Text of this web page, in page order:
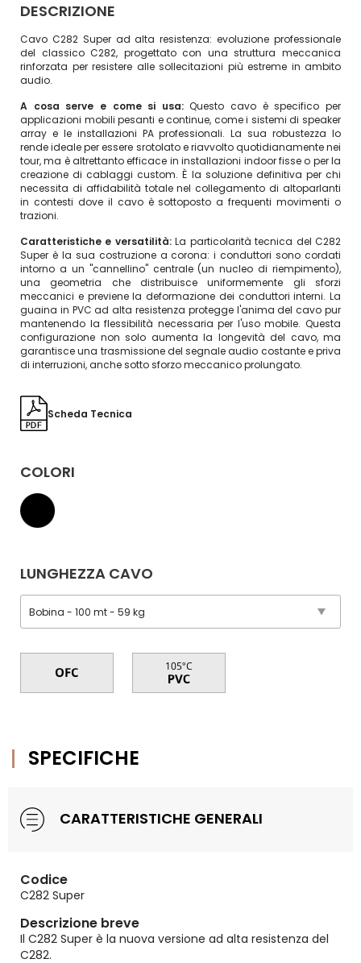
DESCRIZIONE
Cavo C282 Super ad alta resistenza: evoluzione professionale
del classico C282, progettato con una struttura meccanica
rinforzata per resistere alle sollecitazioni più estreme in ambito
audio.
A cosa serve e come si usa:Questo cavo è specifico per
applicazioni mobili pesanti e continue, come i sistemi di speaker
array e le installazioni PA professionali. La sua robustezza lo
rende ideale per essere srotolato e riavvolto quotidianamente nei
tour, ma è altrettanto efficace in installazioni indoor fisse o per la
creazione di cablaggi custom. È la soluzione definitiva per chi
necessita di affidabilità totale nel collegamento di altoparlanti
in contesti dove il cavo è sottoposto a frequenti movimenti o
trazioni.
Caratteristiche e versatilità:La particolarità tecnica del C282
Super è la sua costruzione a corona: i conduttori sono cordati
intorno a un "cannellino" centrale (un nucleo di riempimento),
una geometria che distribuisce uniformemente gli sforzi
meccanici e previene la deformazione dei conduttori interni. La
guaina in PVC ad alta resistenza protegge l'anima del cavo pur
mantenendo la flessibilità necessaria per l'uso mobile. Questa
configurazione non solo aumenta la longevità del cavo, ma
garantisce una trasmissione del segnale audio costante e priva
di interruzioni, anche sotto sforzo meccanico prolungato.
Scheda Tecnica
COLORI
LUNGHEZZA CAVO
SPECIFICHE
CARATTERISTICHE GENERALI
Codice
C282 Super
Descrizione breve
Il C282 Super è la nuova versione ad alta resistenza del
C282.